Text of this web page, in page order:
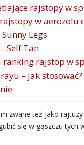
rajstopy w
rajstopy w aerozolu
Legs
Self Tan
ranking rajstop w
– jak stosować?
zwane też jako
się w gąszczu tych